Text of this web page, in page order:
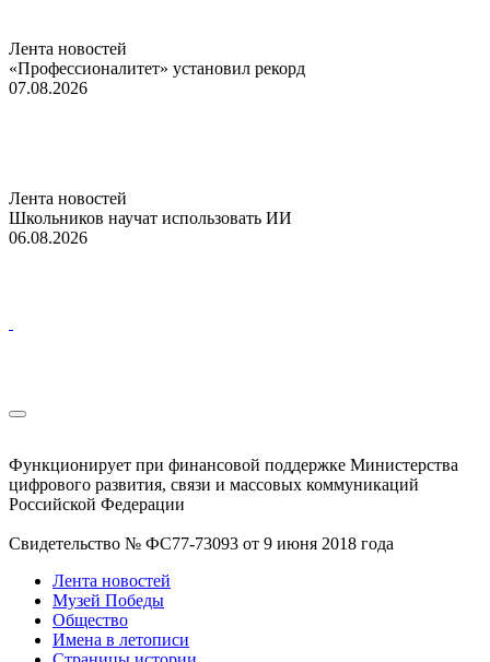
Лента новостей
«Профессионалитет» установил рекорд
07.08.2026
Лента новостей
Школьников научат использовать ИИ
06.08.2026
Функционирует при финансовой поддержке Министерства
цифрового развития, связи и массовых коммуникаций
Российской Федерации
Свидетельство № ФС77-73093 от 9 июня 2018 года
Лента новостей
Музей Победы
Общество
Имена в летописи